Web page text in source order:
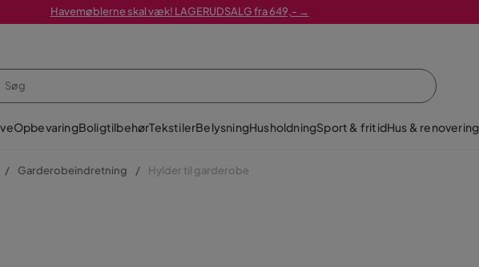
Havemøblerne skal væk! LAGERUDSALG fra 649,- →
OpbevaringBoligtilbehørTekstilerBelysningHusholdningSport & fritidHus & renovering
Garderobeindretning Hylder til garderobe